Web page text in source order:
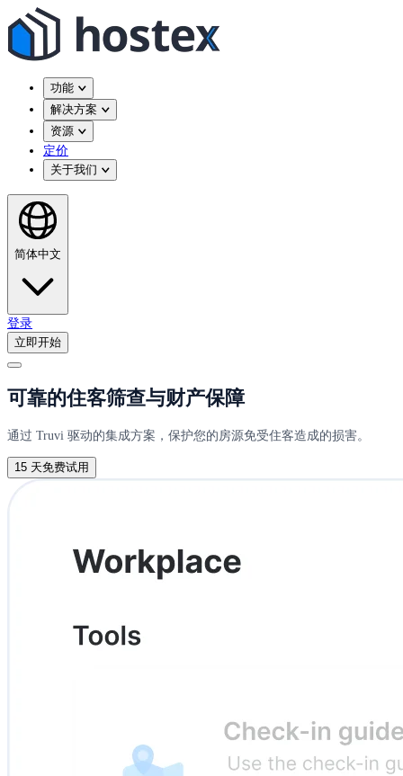
功能
解决方案
资源
定价
关于我们
简体中文
登录
立即开始
可靠的住客筛查与财产保障
通过 Truvi 驱动的集成方案，保护您的房源免受住客造成的损害。
15 天免费试用